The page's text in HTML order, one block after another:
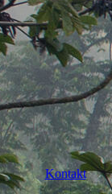
Kontakt